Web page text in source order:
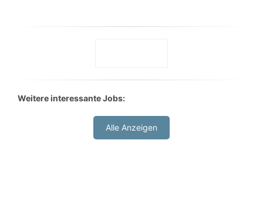
Weitere interessante Jobs:
Alle Anzeigen